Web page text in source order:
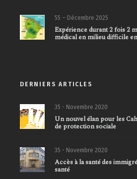
55 – Décembre 2025
Expérience durant 2 fois 2
médical en milieu difficile
DERNIERS ARTICLES
35 - Novembre 2020
Un nouvel élan pour les
de protection sociale
35 - Novembre 2020
Accès à la santé des
santé